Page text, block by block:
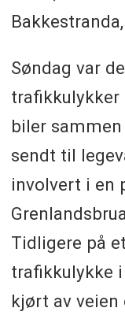
Søndag var
trafikkulykker
biler
sendt til
involvert i en
Tidligere på
trafikkulykke
kjørt av